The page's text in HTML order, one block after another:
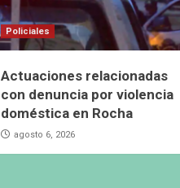
Policiales
Actuaciones relacionadas
con denuncia por violencia
doméstica en Rocha
agosto 6, 2026